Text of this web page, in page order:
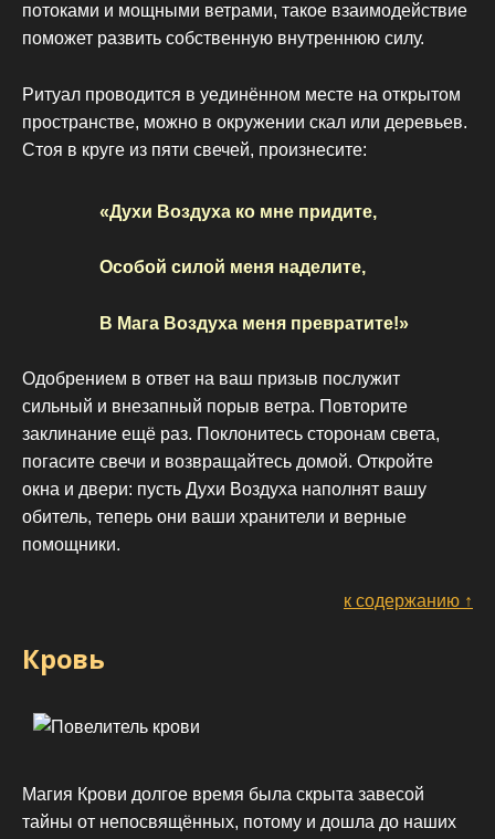
потоками и мощными ветрами, такое взаимодействие
поможет развить собственную внутреннюю силу.
Ритуал проводится в уединённом месте на открытом
пространстве, можно в окружении скал или деревьев.
Стоя в круге из пяти свечей, произнесите:
«Духи Воздуха ко мне придите,
Особой силой меня наделите,
В Мага Воздуха меня превратите!»
Одобрением в ответ на ваш призыв послужит
сильный и внезапный порыв ветра. Повторите
заклинание ещё раз. Поклонитесь сторонам света,
погасите свечи и возвращайтесь домой. Откройте
окна и двери: пусть Духи Воздуха наполнят вашу
обитель, теперь они ваши хранители и верные
помощники.
к содержанию ↑
Кровь
Магия Крови долгое время была скрыта завесой
тайны от непосвящённых, потому и дошла до наших